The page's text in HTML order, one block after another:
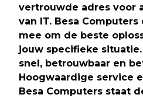
vertrouwde adres voor
van IT. Besa
mee om de beste
jouw specifieke
snel, betrouwbaar en
Hoogwaardige service
Besa Computers staat